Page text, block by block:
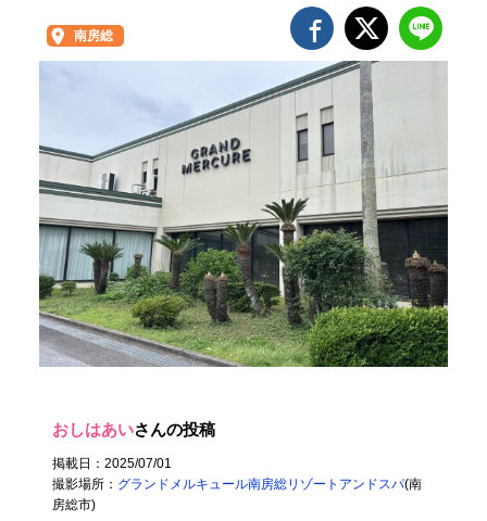
南房総
おしはあいさんの投稿
掲載日：2025/07/01
撮影場所： グランドメルキュール南房総リゾートアンドスパ(南
房総市)